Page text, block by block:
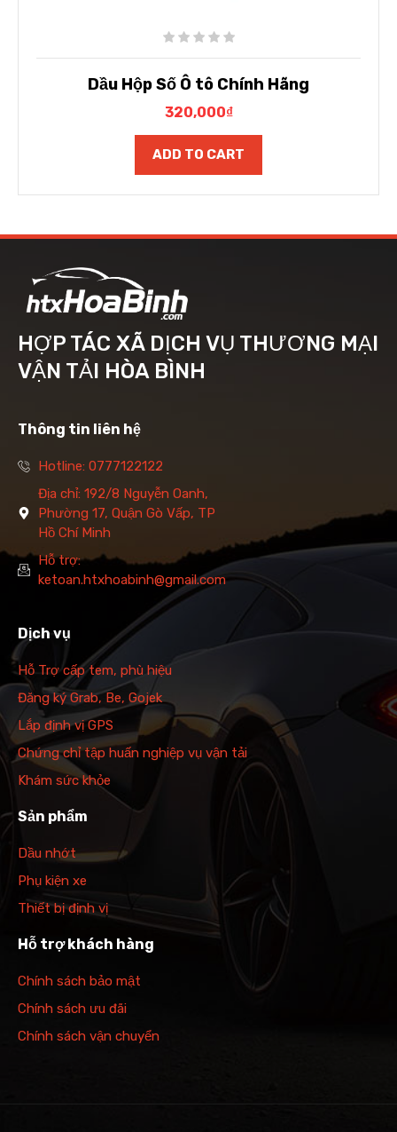
Dầu Hộp Số Ô tô Chính Hãng
320,000₫
ADD TO CART
HỢP TÁC XÃ DỊCH VỤ THƯƠNG MẠI
VẬN TẢI HÒA BÌNH
Thông tin liên hệ
Hotline: 0777122122
Địa chỉ: 192/8 Nguyễn Oanh,
Phường 17, Quận Gò Vấp, TP
Hồ Chí Minh
Hỗ trợ:
ketoan.htxhoabinh@gmail.com
Dịch vụ
Hỗ Trợ cấp tem, phù hiệu
Đăng ký Grab, Be, Gojek
Lắp định vị GPS
Chứng chỉ tập huấn nghiệp vụ vận tải
Khám sức khỏe
Sản phẩm
Dầu nhớt
Phụ kiện xe
Thiết bị định vị
Hỗ trợ khách hàng
Chính sách bảo mật
Chính sách ưu đãi
Chính sách vận chuyển